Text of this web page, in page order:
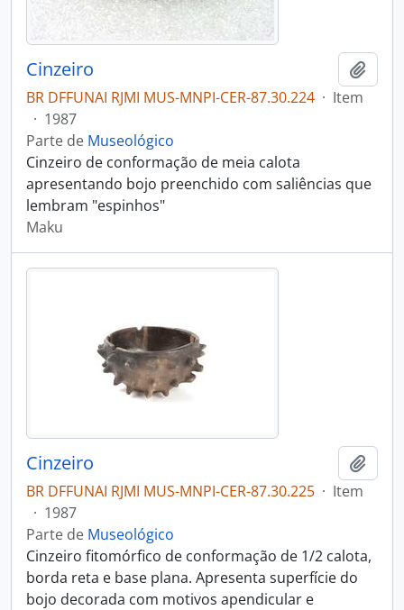
Cinzeiro
BR DFFUNAI RJMI MUS-MNPI-CER-87.30.224 · Item
· 1987
Parte de Museológico
Cinzeiro de conformação de meia calota
apresentando bojo preenchido com saliências que
lembram "espinhos"
Maku
Cinzeiro
BR DFFUNAI RJMI MUS-MNPI-CER-87.30.225 · Item
· 1987
Parte de Museológico
Cinzeiro fitomórfico de conformação de 1/2 calota,
borda reta e base plana. Apresenta superfície do
bojo decorada com motivos apendicular e